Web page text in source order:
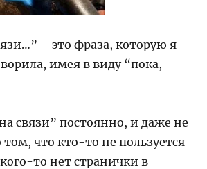
– это фраза, которую я
имея в виду “пока,
связи” постоянно, и даже не
что кто-то не пользуется
то нет странички в